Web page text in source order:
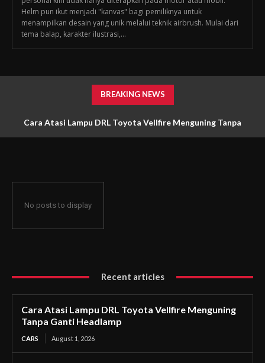
Helm pun ikut menjadi "kanvas" bagi pemiliknya untuk
menampilkan desain yang unik melalui teknik airbrush. Mulai dari
tema balap, karakter ilustrasi,...
BREAKING NEWS
Cara Atasi Lampu DRL Toyota Vellfire Menguning Tanpa
No posts to display
Recent articles
Cara Atasi Lampu DRL Toyota Vellfire Menguning
Tanpa Ganti Headlamp
CARS August 1, 2026